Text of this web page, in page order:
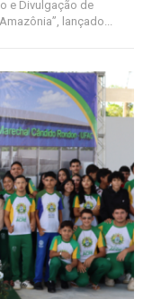
e Divulgação de
lançado...